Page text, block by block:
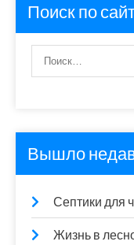
Поиск по
Вышло
Септики для
Жизнь в